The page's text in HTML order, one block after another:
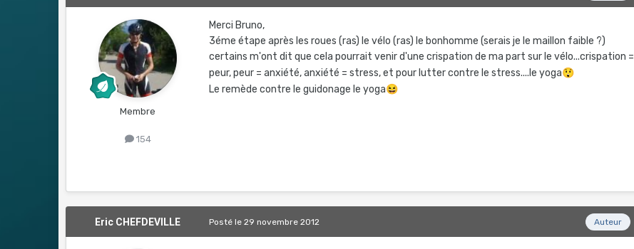
Membre
154
Merci Bruno,
3éme étape après les roues (ras) le vélo (ras) le bonhomme (serais je le maillon faible ?)
certains m'ont dit que cela pourrait venir d'une crispation de ma part sur le vélo...crispation =
peur, peur = anxiété, anxiété = stress, et pour lutter contre le stress....le yoga😲
Le remède contre le guidonage le yoga😆
Eric CHEFDEVILLE Auteur
Postéle 29 novembre 2012